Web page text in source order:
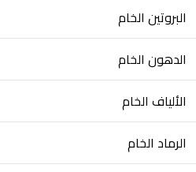
البروتين الخام
الدهون الخام
الألياف الخام
الرماد الخام